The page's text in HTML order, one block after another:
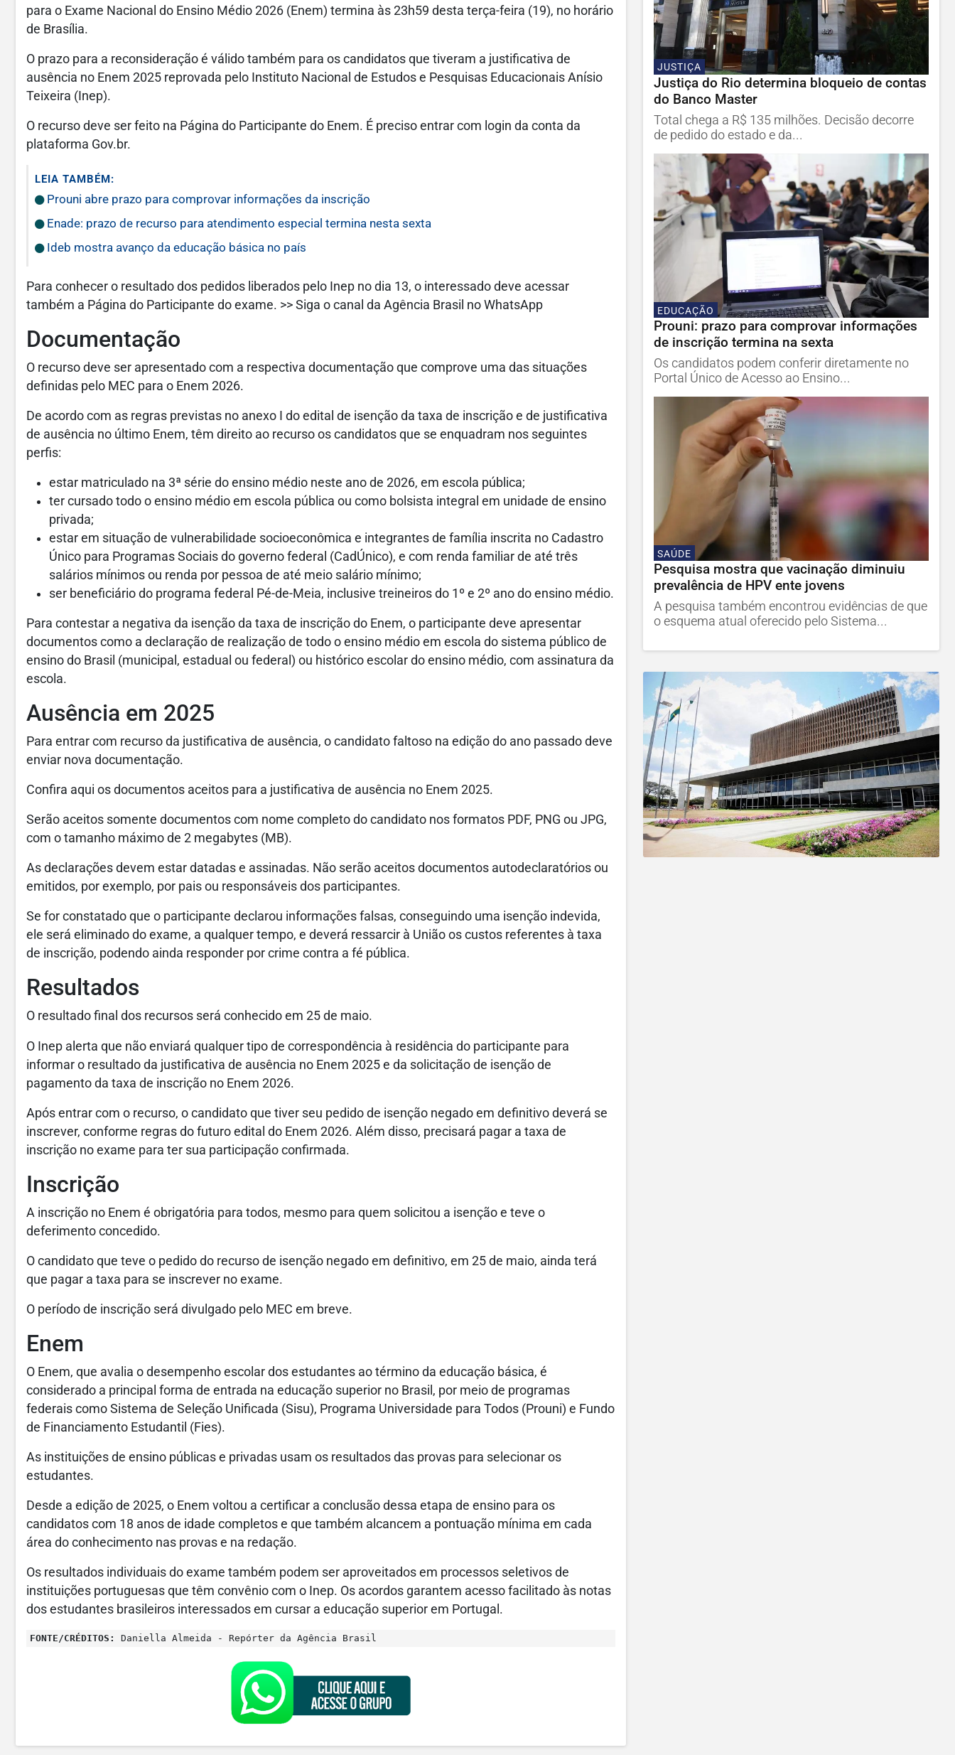
para o Exame Nacional do Ensino Médio 2026 (Enem) termina às 23h59 desta terça-feira (19), no horário
de Brasília.
O prazo para a reconsideração é válido também para os candidatos que tiveram a justificativa de
ausência no Enem 2025 reprovada pelo Instituto Nacional de Estudos e Pesquisas Educacionais Anísio
Teixeira (Inep).
O recurso deve ser feito na Página do Participante do Enem. É preciso entrar com login da conta da
plataforma Gov.br.
LEIA TAMBÉM:
Prouni abre prazo para comprovar informações da inscrição
Enade: prazo de recurso para atendimento especial termina nesta sexta
Ideb mostra avanço da educação básica no país
Para conhecer o resultado dos pedidos liberados pelo Inep no dia 13, o interessado deve acessar
também a Página do Participante do exame. >> Siga o canal da Agência Brasil no WhatsApp
Documentação
O recurso deve ser apresentado com a respectiva documentação que comprove uma das situações
definidas pelo MEC para o Enem 2026.
De acordo com as regras previstas no anexo I do edital de isenção da taxa de inscrição e de justificativa
de ausência no último Enem, têm direito ao recurso os candidatos que se enquadram nos seguintes
perfis:
estar matriculado na 3ª série do ensino médio neste ano de 2026, em escola pública;
ter cursado todo o ensino médio em escola pública ou como bolsista integral em unidade de ensino
privada;
estar em situação de vulnerabilidade socioeconômica e integrantes de família inscrita no Cadastro
Único para Programas Sociais do governo federal (CadÚnico), e com renda familiar de até três
salários mínimos ou renda por pessoa de até meio salário mínimo;
ser beneficiário do programa federal Pé-de-Meia, inclusive treineiros do 1º e 2º ano do ensino médio.
Para contestar a negativa da isenção da taxa de inscrição do Enem, o participante deve apresentar
documentos como a declaração de realização de todo o ensino médio em escola do sistema público de
ensino do Brasil (municipal, estadual ou federal) ou histórico escolar do ensino médio, com assinatura da
escola.
Ausência em 2025
Para entrar com recurso da justificativa de ausência, o candidato faltoso na edição do ano passado deve
enviar nova documentação.
Confira aqui os documentos aceitos para a justificativa de ausência no Enem 2025.
Serão aceitos somente documentos com nome completo do candidato nos formatos PDF, PNG ou JPG,
com o tamanho máximo de 2 megabytes (MB).
As declarações devem estar datadas e assinadas. Não serão aceitos documentos autodeclaratórios ou
emitidos, por exemplo, por pais ou responsáveis dos participantes.
Se for constatado que o participante declarou informações falsas, conseguindo uma isenção indevida,
ele será eliminado do exame, a qualquer tempo, e deverá ressarcir à União os custos referentes à taxa
de inscrição, podendo ainda responder por crime contra a fé pública.
Resultados
O resultado final dos recursos será conhecido em 25 de maio.
O Inep alerta que não enviará qualquer tipo de correspondência à residência do participante para
informar o resultado da justificativa de ausência no Enem 2025 e da solicitação de isenção de
pagamento da taxa de inscrição no Enem 2026.
Após entrar com o recurso, o candidato que tiver seu pedido de isenção negado em definitivo deverá se
inscrever, conforme regras do futuro edital do Enem 2026. Além disso, precisará pagar a taxa de
inscrição no exame para ter sua participação confirmada.
Inscrição
A inscrição no Enem é obrigatória para todos, mesmo para quem solicitou a isenção e teve o
deferimento concedido.
O candidato que teve o pedido do recurso de isenção negado em definitivo, em 25 de maio, ainda terá
que pagar a taxa para se inscrever no exame.
O período de inscrição será divulgado pelo MEC em breve.
Enem
O Enem, que avalia o desempenho escolar dos estudantes ao término da educação básica, é
considerado a principal forma de entrada na educação superior no Brasil, por meio de programas
federais como Sistema de Seleção Unificada (Sisu), Programa Universidade para Todos (Prouni) e Fundo
de Financiamento Estudantil (Fies).
As instituições de ensino públicas e privadas usam os resultados das provas para selecionar os
estudantes.
Desde a edição de 2025, o Enem voltou a certificar a conclusão dessa etapa de ensino para os
candidatos com 18 anos de idade completos e que também alcancem a pontuação mínima em cada
área do conhecimento nas provas e na redação.
Os resultados individuais do exame também podem ser aproveitados em processos seletivos de
instituições portuguesas que têm convênio com o Inep. Os acordos garantem acesso facilitado às notas
dos estudantes brasileiros interessados em cursar a educação superior em Portugal.
FONTE/CRÉDITOS: Daniella Almeida - Repórter da Agência Brasil
JUSTIÇA
Justiça do Rio determina bloqueio de contas
do Banco Master
Total chega a R$ 135 milhões. Decisão decorre
de pedido do estado e da...
EDUCAÇÃO
Prouni: prazo para comprovar informações
de inscrição termina na sexta
Os candidatos podem conferir diretamente no
Portal Único de Acesso ao Ensino...
SAÚDE
Pesquisa mostra que vacinação diminuiu
prevalência de HPV ente jovens
A pesquisa também encontrou evidências de que
o esquema atual oferecido pelo Sistema...